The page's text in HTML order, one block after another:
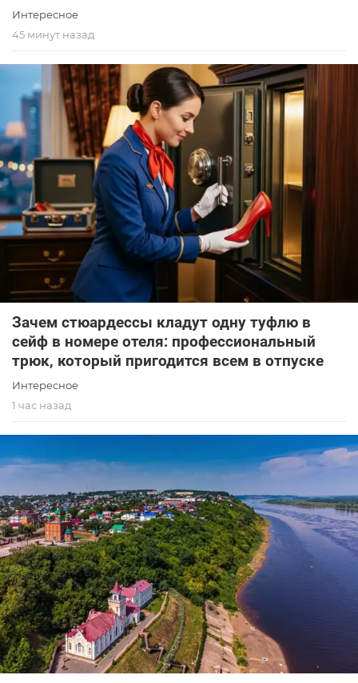
Интересное
45 минут назад
Зачем стюардессы кладут одну туфлю в
сейф в номере отеля: профессиональный
трюк, который пригодится всем в отпуске
Интересное
1 час назад